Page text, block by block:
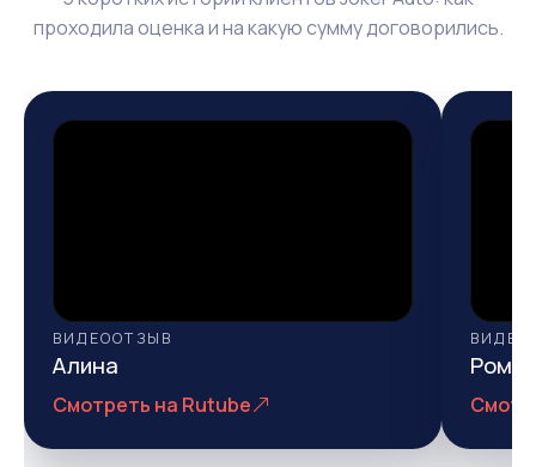
проходила оценка и на какую сумму договорились.
ВИДЕООТЗЫВ
Алина
Смотреть на Rutube